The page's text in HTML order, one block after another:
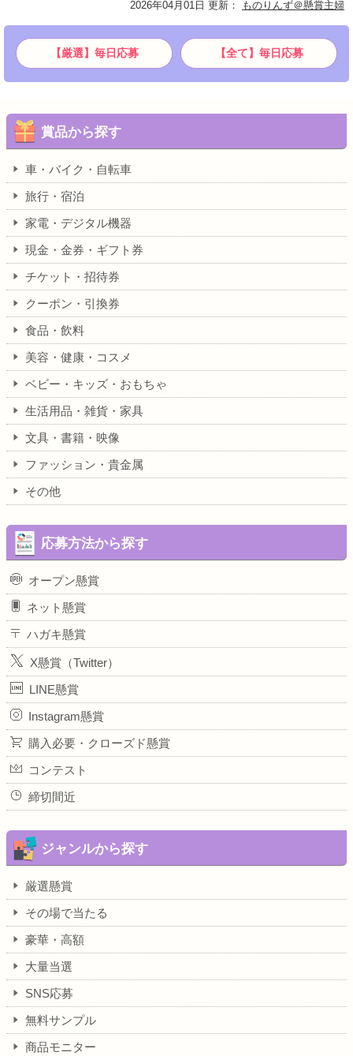
2026年04月01日 更新 ： ものりんず＠懸賞主婦
【厳選】毎日応募 【全て】毎日応募
賞品から探す
車・バイク・自転車
旅行・宿泊
家電・デジタル機器
現金・金券・ギフト券
チケット・招待券
クーポン・引換券
食品・飲料
美容・健康・コスメ
ベビー・キッズ・おもちゃ
生活用品・雑貨・家具
文具・書籍・映像
ファッション・貴金属
その他
応募方法から探す
オープン懸賞
ネット懸賞
ハガキ懸賞
X懸賞（Twitter）
LINE懸賞
Instagram懸賞
購入必要・クローズド懸賞
コンテスト
締切間近
ジャンルから探す
厳選懸賞
その場で当たる
豪華・高額
大量当選
SNS応募
無料サンプル
商品モニター